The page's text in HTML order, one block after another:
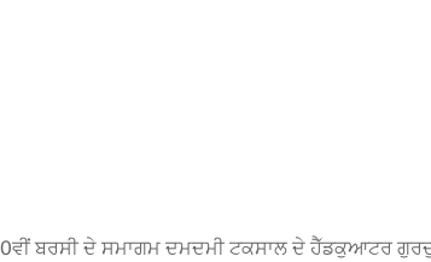
20ਵੀਂ ਬਰਸੀ ਦੇ ਸਮਾਗਮ ਦਮਦਮੀ ਟਕਸਾਲ ਦੇ ਹੈੱਡਕੁਆਟਰ